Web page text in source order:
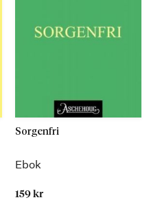
Sorgenfri
Ebok
159 kr